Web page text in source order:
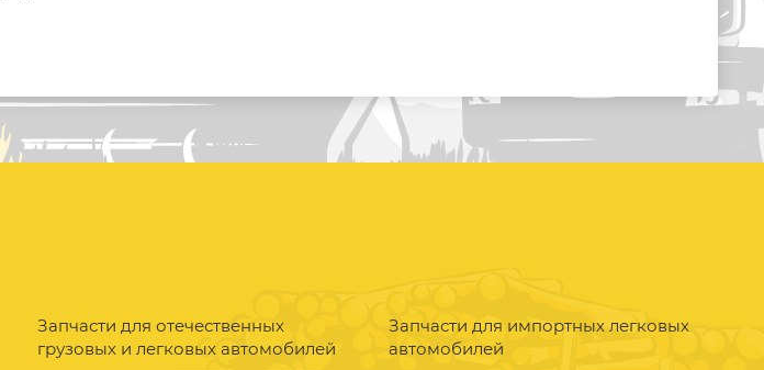
Запчасти для отечественных
грузовых и легковых автомобилей
Запчасти для импортных легковых
автомобилей